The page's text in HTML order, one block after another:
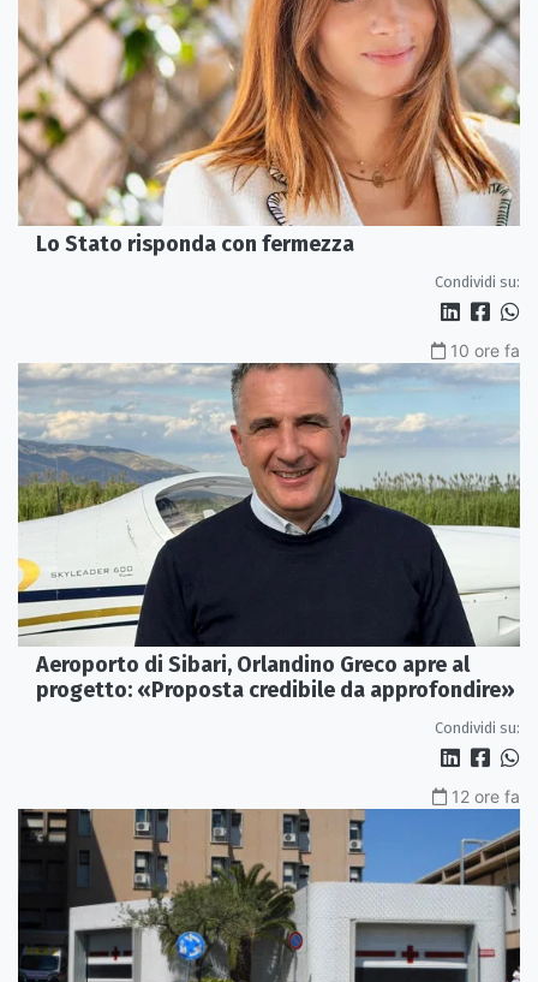
Lo Stato risponda con fermezza
Condividi su:
10 ore fa
Aeroporto di Sibari, Orlandino Greco apre al
progetto: «Proposta credibile da approfondire»
Condividi su:
12 ore fa